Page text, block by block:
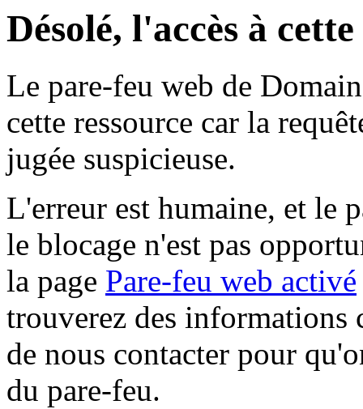
Désolé, l'accès à
Le pare-feu web de
cette ressource car la
jugée suspicieuse.
L'erreur est humaine, et le
le blocage n'est pas
la page Pare-feu web activé
trouverez des informations
de nous contacter pour
du pare-feu.